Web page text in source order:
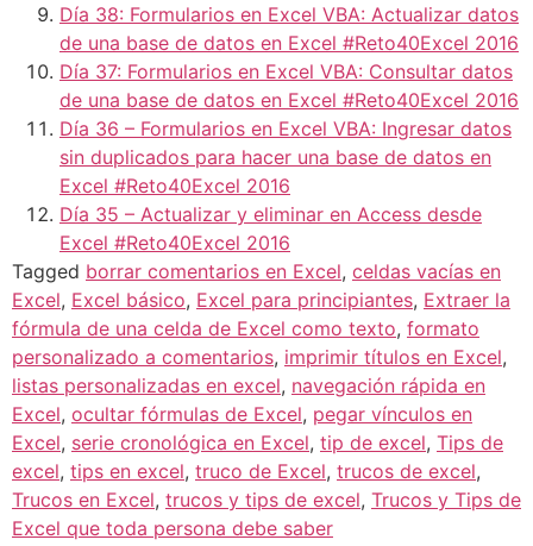
Día 38: Formularios en Excel VBA: Actualizar datos
de una base de datos en Excel #Reto40Excel 2016
Día 37: Formularios en Excel VBA: Consultar datos
de una base de datos en Excel #Reto40Excel 2016
Día 36 – Formularios en Excel VBA: Ingresar datos
sin duplicados para hacer una base de datos en
Excel #Reto40Excel 2016
Día 35 – Actualizar y eliminar en Access desde
Excel #Reto40Excel 2016
Tagged borrar comentarios en Excel, celdas vacías en
Excel, Excel básico, Excel para principiantes, Extraer la
fórmula de una celda de Excel como texto, formato
personalizado a comentarios, imprimir títulos en Excel,
listas personalizadas en excel, navegación rápida en
Excel, ocultar fórmulas de Excel, pegar vínculos en
Excel, serie cronológica en Excel, tip de excel, Tips de
excel, tips en excel, truco de Excel, trucos de excel,
Trucos en Excel, trucos y tips de excel, Trucos y Tips de
Excel que toda persona debe saber